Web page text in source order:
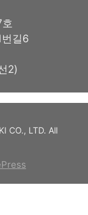
번길6
2)
CO., LTD. All